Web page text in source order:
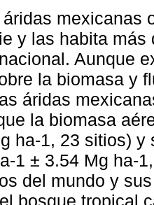
mexicanas
y las habita más
Aunque
la biomasa y
áridas
la biomasa
ha-1, 23 sitios) y
1 ± 3.54 Mg ha-
del mundo y
bosque tropical